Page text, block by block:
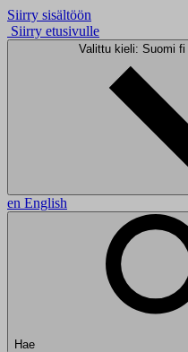
Siirry sisältöön
Siirry etusivulle
Valittu kieli: Suomi fi
en English
Hae